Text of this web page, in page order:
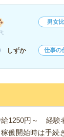
男女
しずか 仕事の
給1250円～ 経
働開始時は手続